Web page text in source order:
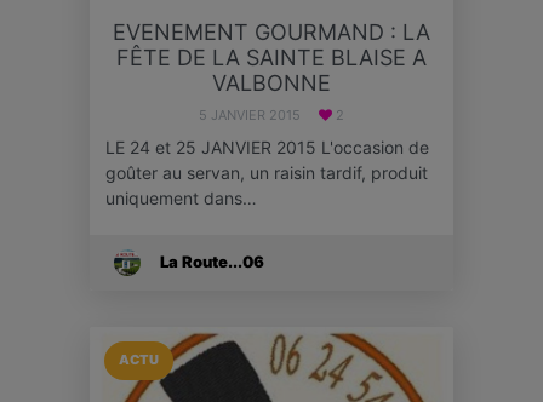
EVENEMENT GOURMAND : LA
FÊTE DE LA SAINTE BLAISE A
VALBONNE
5 JANVIER 2015 2
LE 24 et 25 JANVIER 2015 L'occasion de
goûter au servan, un raisin tardif, produit
uniquement dans…
La Route...06
ACTU